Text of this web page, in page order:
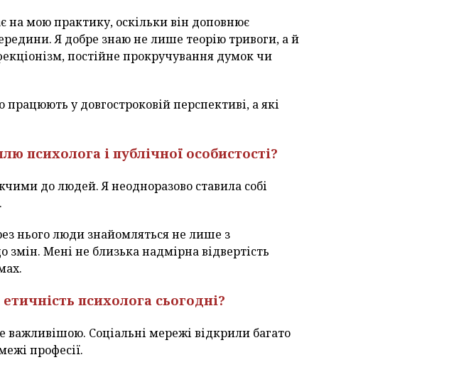
на мою практику, оскільки він доповнює
Я добре знаю не лише теорію тривоги, а й
постійне прокручування думок чи
у довгостроковій перспективі, а які
психолога і публічної особистості?
до людей. Я неодноразово ставила собі
нього люди знайомляться не лише з
Мені не близька надмірна відвертість
психолога сьогодні?
важливішою. Соціальні мережі відкрили багато
професії.